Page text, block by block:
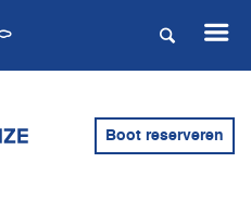
Boot reserveren